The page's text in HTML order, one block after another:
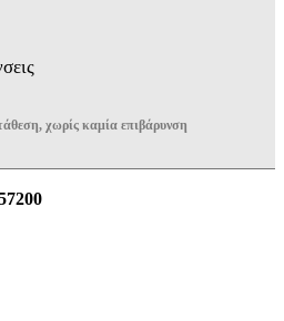
χωρίς καμία επιβάρυνση